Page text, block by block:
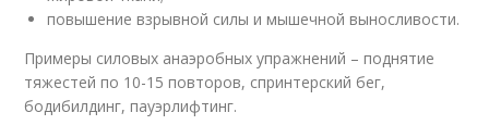
повышение взрывной силы и мышечной выносливости.
Примеры силовых анаэробных упражнений – поднятие
тяжестей по 10-15 повторов, спринтерский бег,
бодибилдинг, пауэрлифтинг.